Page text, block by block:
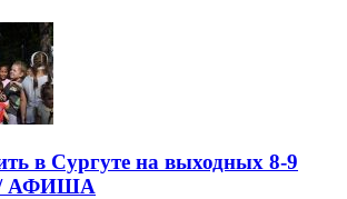
в Сургуте на выходных 8-9
// АФИША